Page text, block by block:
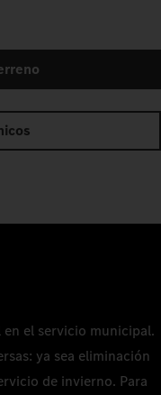
el servicio municipal.
ya sea eliminación
de invierno. Para